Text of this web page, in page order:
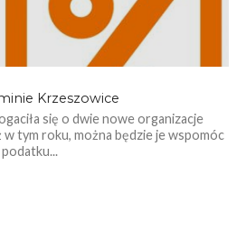
Krzeszowice
się o dwie nowe organizacje
tym roku, można będzie je wspomóc